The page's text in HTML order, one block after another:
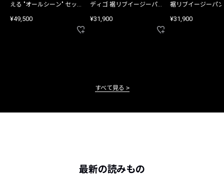
える "オールシーン" セット
¥49,500
ディゴ 裾リブイージーパン
¥31,900
裾リブイージーパ
¥31,900
すべて見る
最新の読みもの